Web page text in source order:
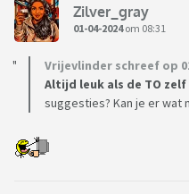
Zilver_gray
01-04-2024om 08:31
Vrijevlinder schreef op
Altijd leuk als de TO
suggesties? Kan je er wat